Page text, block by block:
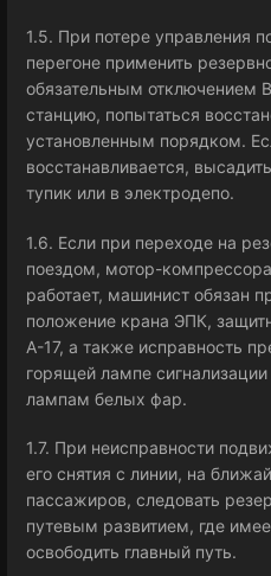
1.5. При потере управления
перегоне применить
обязательным отключением
станцию, попытаться
установленным порядком.
восстанавливается,
тупик или в электродепо.
1.6. Если при переходе на
поездом, мотор-
работает, машинист обязан
положение крана ЭПК,
А-17, а также исправность
горящей лампе
лампам белых фар.
1.7. При неисправности
его снятия с линии, на
пассажиров, следовать
путевым развитием, где
освободить главный путь.